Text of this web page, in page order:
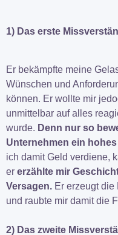
1) Das erste
Er bekämpfte meine
Wünschen und
können. Er wollte mir
unmittelbar auf alles
wurde. Denn nur so
Unternehmen ein
ich damit Geld verdiene,
er erzählte mir
Versagen. Er erzeugt
und raubte mir damit die
2) Das zweite